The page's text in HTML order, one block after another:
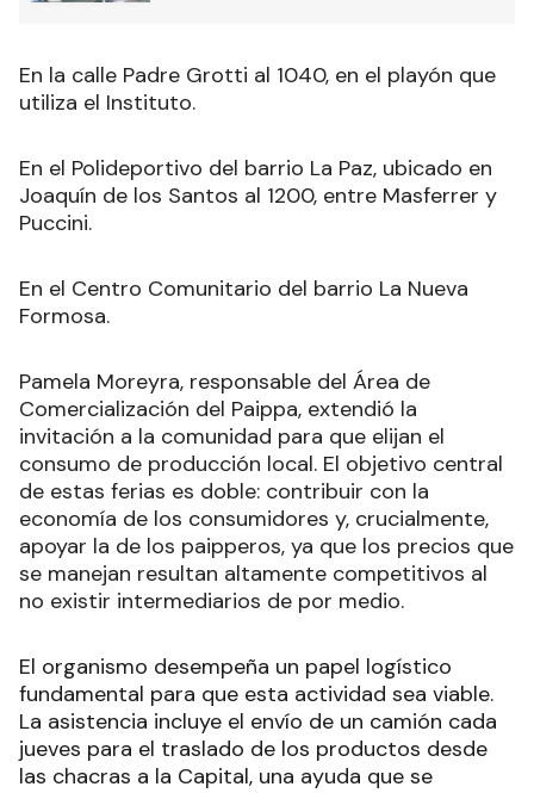
En la calle Padre Grotti al 1040, en el playón que
utiliza el Instituto.
En el Polideportivo del barrio La Paz, ubicado en
Joaquín de los Santos al 1200, entre Masferrer y
Puccini.
En el Centro Comunitario del barrio La Nueva
Formosa.
Pamela Moreyra, responsable del Área de
Comercialización del Paippa, extendió la
invitación a la comunidad para que elijan el
consumo de producción local. El objetivo central
de estas ferias es doble: contribuir con la
economía de los consumidores y, crucialmente,
apoyar la de los paipperos, ya que los precios que
se manejan resultan altamente competitivos al
no existir intermediarios de por medio.
El organismo desempeña un papel logístico
fundamental para que esta actividad sea viable.
La asistencia incluye el envío de un camión cada
jueves para el traslado de los productos desde
las chacras a la Capital, una ayuda que se